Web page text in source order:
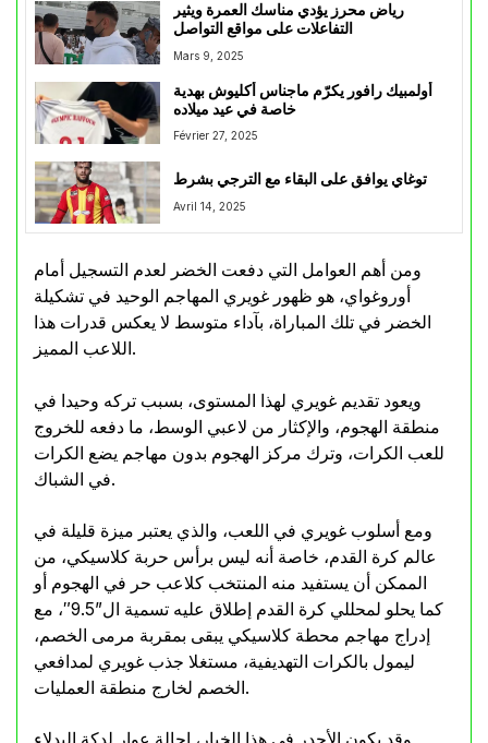
رياض محرز يؤدي مناسك العمرة ويثير
التفاعلات على مواقع التواصل
Mars 9, 2025
أولمبيك رافور يكرّم ماجناس أكليوش بهدية
خاصة في عيد ميلاده
Février 27, 2025
توغاي يوافق على البقاء مع الترجي بشرط
Avril 14, 2025
ومن أهم العوامل التي دفعت الخضر لعدم التسجيل أمام
أوروغواي، هو ظهور غويري المهاجم الوحيد في تشكيلة
الخضر في تلك المباراة، بآداء متوسط لا يعكس قدرات هذا
اللاعب المميز.
ويعود تقديم غويري لهذا المستوى، بسبب تركه وحيدا في
منطقة الهجوم، والإكثار من لاعبي الوسط، ما دفعه للخروج
للعب الكرات، وترك مركز الهجوم بدون مهاجم يضع الكرات
في الشباك.
ومع أسلوب غويري في اللعب، والذي يعتبر ميزة قليلة في
عالم كرة القدم، خاصة أنه ليس برأس حربة كلاسيكي، من
الممكن أن يستفيد منه المنتخب كلاعب حر في الهجوم أو
كما يحلو لمحللي كرة القدم إطلاق عليه تسمية ال”9.5″، مع
إدراج مهاجم محطة كلاسيكي يبقى بمقربة مرمى الخصم،
ليمول بالكرات التهديفية، مستغلا جذب غويري لمدافعي
الخصم لخارج منطقة العمليات.